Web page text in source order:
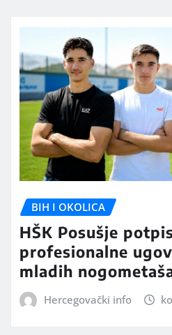
BIH I OKOLICA
HŠK Posušje
profesionalne
mladih
Hercegovački info